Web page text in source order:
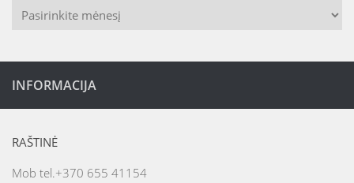
Archyvai
INFORMACIJA
RAŠTINĖ
Mob tel.+370 655 41154